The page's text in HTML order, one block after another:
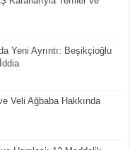
Yeni Ayrıntı: Beşikçioğlu
Veli Ağbaba Hakkında